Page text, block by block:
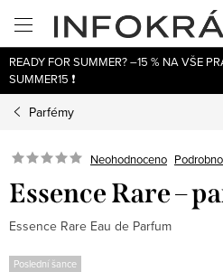
obsah
READY FOR SUMMER? –15 % NA VŠE
SUMMER15 ❗
Parfémy
Neohodnoceno
Essence Rare –
Essence Rare Eau de Parfum
Poslední šance